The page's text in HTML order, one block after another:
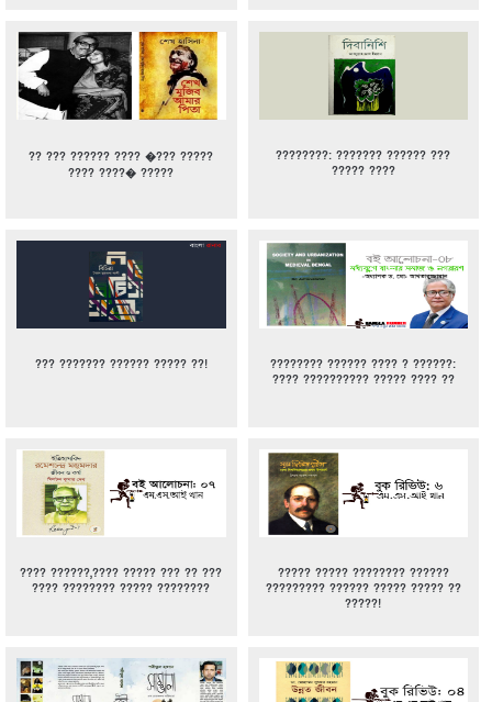
?? ??? ?????? ???? �??? ?????
???? ????� ?????
????????: ??????? ?????? ???
????? ????
??? ??????? ?????? ????? ??!
???????? ?????? ???? ? ??????:
???? ?????????? ????? ???? ??
???? ??????,???? ????? ??? ?? ???
???? ???????? ????? ????????
????? ????? ???????? ??????
????????? ?????? ????? ????? ??
?????!